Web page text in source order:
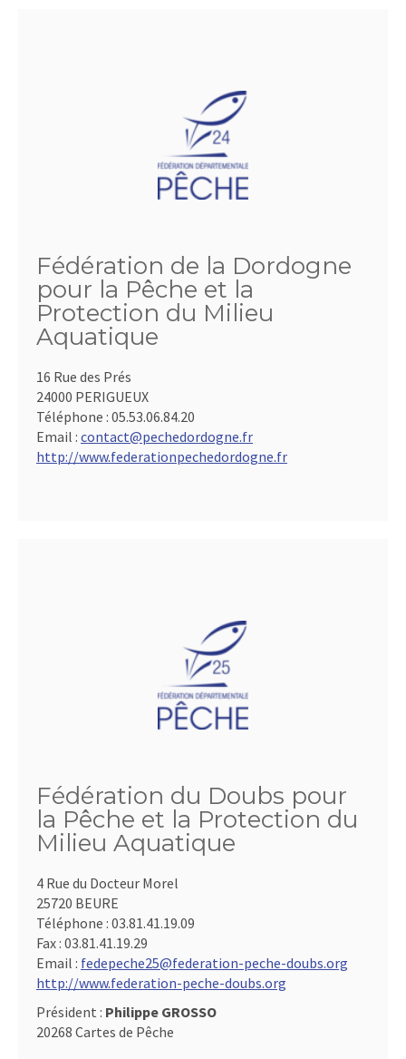
Fédération de la Dordogne
pour la Pêche et la
Protection du Milieu
Aquatique
16 Rue des Prés
24000 PERIGUEUX
Téléphone : 05.53.06.84.20
Email : contact@pechedordogne.fr
http://www.federationpechedordogne.fr
Fédération du Doubs pour
la Pêche et la Protection du
Milieu Aquatique
4 Rue du Docteur Morel
25720 BEURE
Téléphone : 03.81.41.19.09
Fax : 03.81.41.19.29
Email : fedepeche25@federation-peche-doubs.org
http://www.federation-peche-doubs.org
Président : Philippe GROSSO
20268 Cartes de Pêche